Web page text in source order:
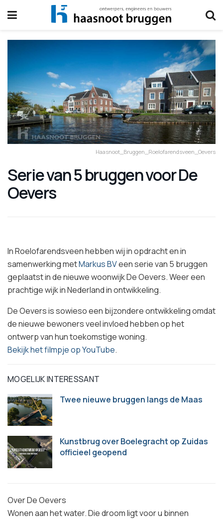
Haasnoot_Bruggen_Roelofarendsveen_Oevers
Serie van 5 bruggen voor De
Oevers
In Roelofarendsveen hebben wij in opdracht en in
samenwerking metMarkus BVeen serie van 5 bruggen
geplaatst in de nieuwe woonwijk De Oevers. Weer een
prachtige wijk in Nederland in ontwikkeling.
De Oevers is sowieso een bijzondere ontwikkeling omdat
de nieuwe bewoners veel invloed hebben op het
ontwerp van hun toekomstige woning.
Bekijk het filmpje op YouTube.
MOGELIJK INTERESSANT
Twee nieuwe bruggen langs de Maas
Kunstbrug over Boelegracht op Zuidas
officieel geopend
Over De Oevers
Wonen aan het water. Die droom ligt voor u binnen